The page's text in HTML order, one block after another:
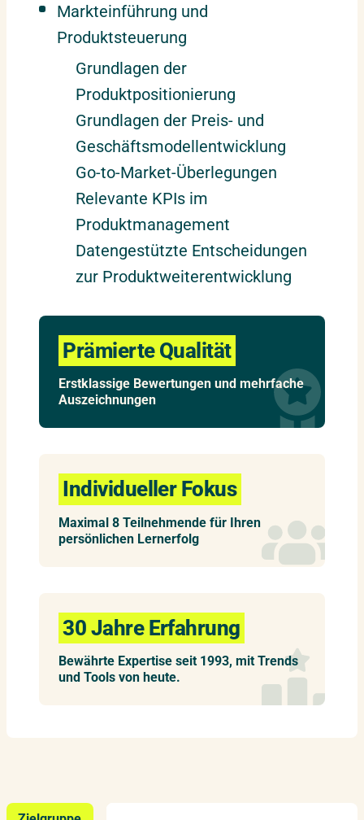
Markteinführung und
Produktsteuerung
Grundlagen der
Produktpositionierung
Grundlagen der Preis- und
Geschäftsmodellentwicklung
Go-to-Market-Überlegungen
Relevante KPIs im
Produktmanagement
Datengestützte Entscheidungen
zur Produktweiterentwicklung
Prämierte Qualität
Erstklassige Bewertungen und mehrfache
Auszeichnungen
Individueller Fokus
Maximal 8 Teilnehmende für Ihren
persönlichen Lernerfolg
30 Jahre Erfahrung
Bewährte Expertise seit 1993, mit Trends
und Tools von heute.